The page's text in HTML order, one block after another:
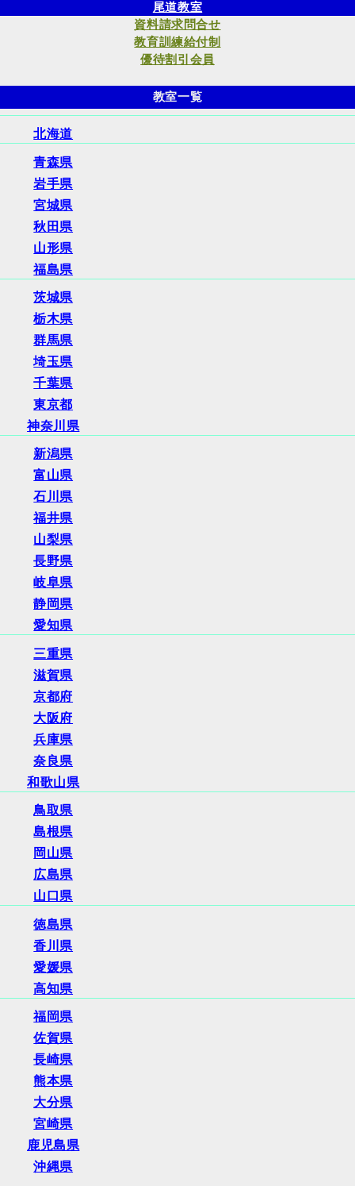
尾道教室
資料請求問合せ
教育訓練給付制
優待割引会員
教室一覧
北海道
青森県
岩手県
宮城県
秋田県
山形県
福島県
茨城県
栃木県
群馬県
埼玉県
千葉県
東京都
神奈川県
新潟県
富山県
石川県
福井県
山梨県
長野県
岐阜県
静岡県
愛知県
三重県
滋賀県
京都府
大阪府
兵庫県
奈良県
和歌山県
鳥取県
島根県
岡山県
広島県
山口県
徳島県
香川県
愛媛県
高知県
福岡県
佐賀県
長崎県
熊本県
大分県
宮崎県
鹿児島県
沖縄県